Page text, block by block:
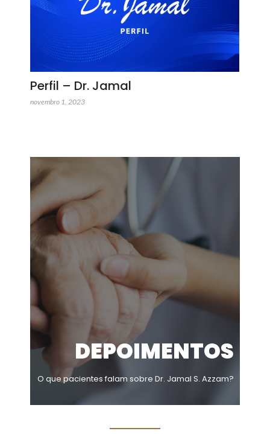
Perfil – Dr. Jamal
novembro 1, 2023
DEPOIMENTOS
O que pacientes falam sobre Dr. Jamal S. Azzam?